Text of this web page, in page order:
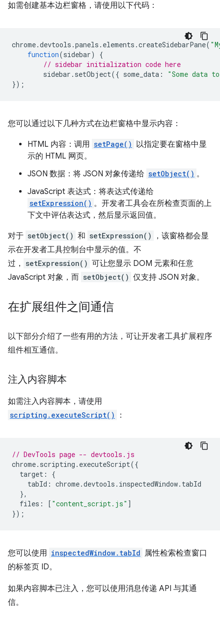
如需创建基本边栏窗格，请使用以下代码：
chrome.devtools .panels . elements .createSidebarPane(
function(sidebar)
{
// sidebar initialization code here
sidebar . setObject({ some_data :
"Some data
});
您可以通过以下几种方式在边栏窗格中显示内容：
HTML 内容：调用 setPage() 以指定要在窗格中显
示的 HTML 网页。
JSON 数据：将 JSON 对象传递给 setObject() 。
JavaScript 表达式：将表达式传递给
setExpression() 。开发者工具会在所检查页面的上
下文中评估表达式，然后显示返回值。
对于 setObject() 和 setExpression()
，该窗格都会显
示在开发者工具控制台中显示的值。不
过，
setExpression() 可让您显示 DOM 元素和任意
JavaScript 对象，而 setObject() 仅支持 JSON 对象。
在扩展组件之间通信
以下部分介绍了一些有用的方法，可让开发者工具扩展程序
组件相互通信。
注入内容脚本
如需注入内容脚本，请使用
scripting.executeScript() ：
// DevTools page -- devtools.js
chrome. scripting . executeScript({
target :
{
tabId : chrome.devtools . inspectedWindow. tabId
},
files : [ "content_script.js" ]
});
您可以使用 inspectedWindow.tabId 属性检索检查窗口
的标签页 ID。
如果内容脚本已注入，您可以使用消息传递 API 与其通
信。